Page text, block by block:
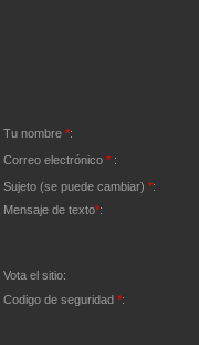
Tu nombre *:
Correo electrónico * :
Sujeto (se puede cambiar) *:
Mensaje de texto*:
Vota el sitio:
Codigo de seguridad *: